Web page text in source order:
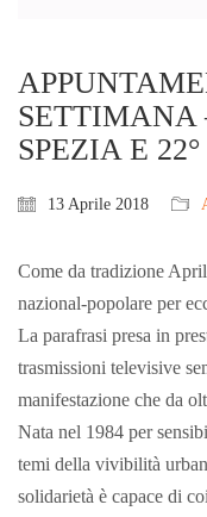
SPEZIA E
13 Aprile 2018
Come da tradizione
nazional-popolare per
La parafrasi presa in
trasmissioni televisive
manifestazione che da
Nata nel 1984 per
temi della vivibilità
solidarietà è capace di